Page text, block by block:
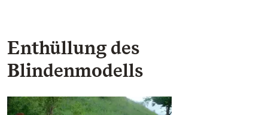
Enthüllung des
Blindenmodells